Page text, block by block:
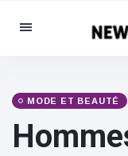
Social et amusant
Cinéma et
MODE ET BEAUTÉ